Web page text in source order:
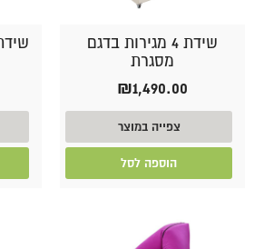
שידת 4 מגירות בדגם
מסגרת
₪1,490.00
צפייה במוצר
הוספה לסל
שידת 6 מגירות